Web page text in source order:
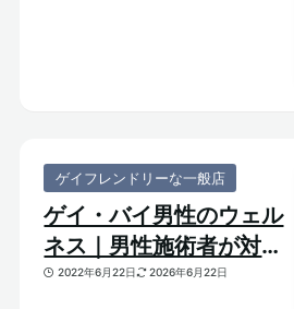
ゲイフレンドリーな一般店
ゲイ・バイ男性のウェル
ネス｜男性施術者が対応
してくれるゲイフレンド
2022年6月22日 2026年6月22日